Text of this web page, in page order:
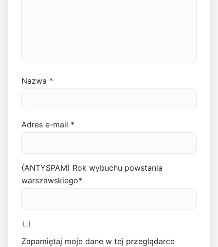
Nazwa *
Adres e-mail *
(ANTYSPAM) Rok wybuchu powstania
warszawskiego*
Zapamiętaj moje dane w tej przeglądarce